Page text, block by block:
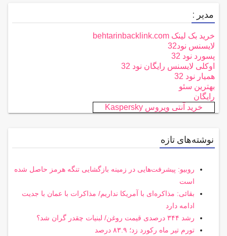
مدیر :
خرید بک لینک behtarinbacklink.com
لایسنس نود32
پسورد نود 32
اوکلی لایسنس رایگان نود 32
همیار نود 32
بهترین سئو
رایگان
خرید آنتی ویروس Kaspersky
نوشته‌های تازه
روبیو: پیشرفت‌هایی در زمینه بازگشایی تنگه هرمز حاصل شده
است
بقائی: مذاکره‌ای با آمریکا نداریم/ مذاکرات با عمان با جدیت
ادامه دارد
رشد ۳۴۴ درصدی قیمت روغن/ لبنیات چقدر گران شد؟
تورم تیر ماه رکورد زد؛ ۸۳.۹ درصد